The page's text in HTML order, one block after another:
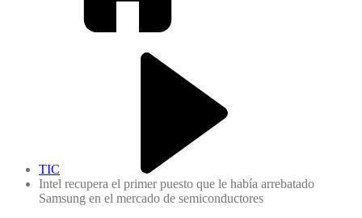
TIC
Intel recupera el primer puesto que le había arrebatado
Samsung en el mercado de semiconductores